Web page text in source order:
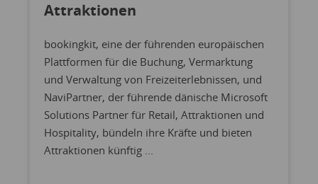
Attraktionen
bookingkit, eine der führenden europäischen
Plattformen für die Buchung, Vermarktung
und Verwaltung von Freizeiterlebnissen, und
NaviPartner, der führende dänische Microsoft
Solutions Partner für Retail, Attraktionen und
Hospitality, bündeln ihre Kräfte und bieten
Attraktionen künftig ...